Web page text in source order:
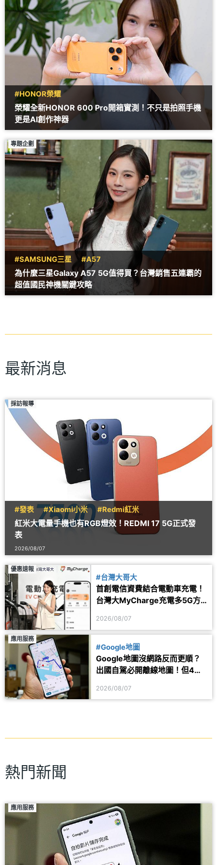
#HONOR榮耀
榮耀全新HONOR 600 Pro開箱實測！不只是拍照手機
更是AI創作神器
專題企劃
#SAMSUNG三星 #A57
為什麼三星Galaxy A57 5G值得買？台灣銷售五連霸的
超值國民神機關鍵攻略
最新消息
採訪報導
#發表 #Xiaomi小米 #Redmi紅米
紅米大電量手機也有RGB燈效！REDMI 17 5G正式發
表
2026/08/07
優惠速報
#台灣大哥大
首創電信資費結合電動車充電！
台灣大MyCharge充電多5G方
2026/08/07
應用服務
#Google地圖
Google地圖沒網路反而更順？
出國自駕必開離線地圖！但4項
2026/08/07
熱門新聞
應用服務